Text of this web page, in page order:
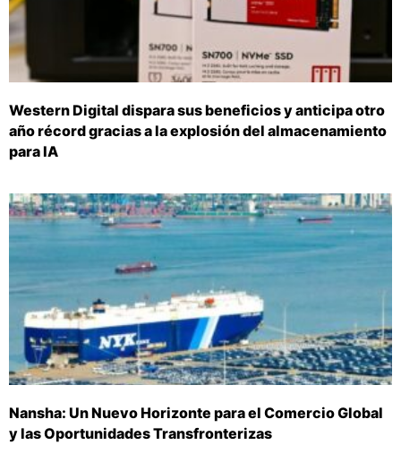
Western Digital dispara sus beneficios y anticipa otro
año récord gracias a la explosión del almacenamiento
para IA
Nansha: Un Nuevo Horizonte para el Comercio Global
y las Oportunidades Transfronterizas